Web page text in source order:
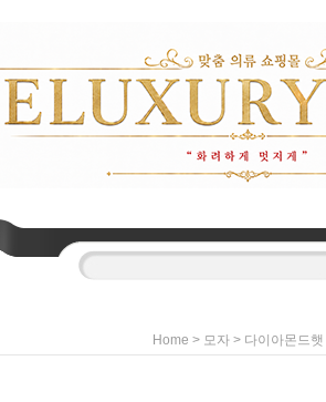
Home > 모자 > 다이아몬드햇